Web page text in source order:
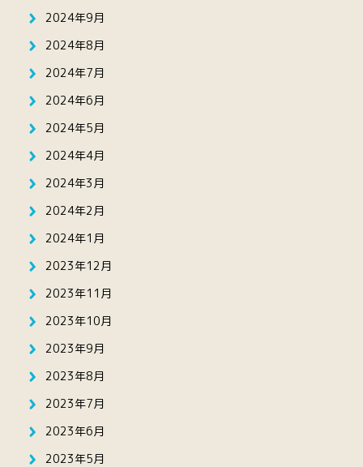
2024年9月
2024年8月
2024年7月
2024年6月
2024年5月
2024年4月
2024年3月
2024年2月
2024年1月
2023年12月
2023年11月
2023年10月
2023年9月
2023年8月
2023年7月
2023年6月
2023年5月